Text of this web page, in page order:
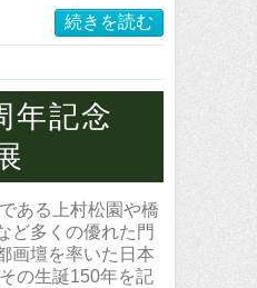
続きを読む
年記念
ある上村松園や橋
ど多くの優れた門
画壇を率いた日本
の生誕150年を記